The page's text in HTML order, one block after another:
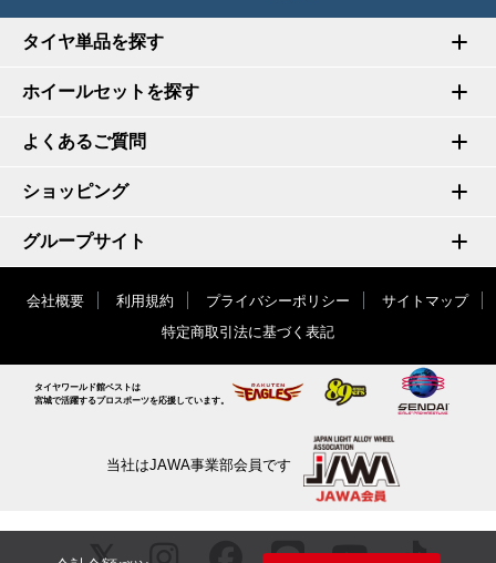
タイヤ単品を探す
ホイールセットを探す
よくあるご質問
ショッピング
グループサイト
会社概要 利用規約 プライバシーポリシー
サイトマップ
特定商取引法に基づく表記
タイヤワールド館ベストは
宮城で活躍するプロスポーツを応援しています。
当社はJAWA事業部会員です